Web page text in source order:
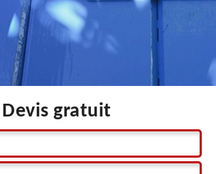
Devis gratuit